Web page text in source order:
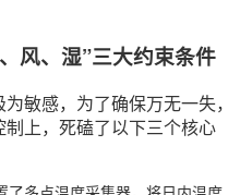
风、湿”三大约束条件
敏感，为了确保万无一失，
上，死磕了以下三个核心